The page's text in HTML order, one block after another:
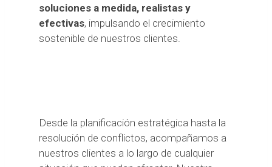
soluciones a medida, realistas y
efectivas, impulsando el crecimiento
sostenible de nuestros clientes.
Desde la planificación estratégica hasta la
resolución de conflictos, acompañamos a
nuestros clientes a lo largo de cualquier